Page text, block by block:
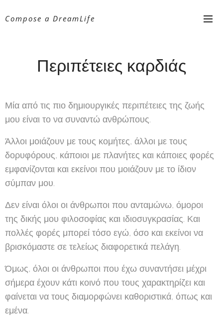
Compose a DreamLife
Περιπέτειες καρδιάς
Μία από τις πιο δημιουργικές περιπέτειες της ζωής
μου είναι το να συναντώ ανθρώπους.
Άλλοι μοιάζουν με τους κομήτες, άλλοι με τους
δορυφόρους, κάποιοι με πλανήτες και κάποιες φορές
εμφανίζονται και εκείνοι που μοιάζουν με το ίδιον
σύμπαν μου.
Δεν είναι όλοι οι άνθρωποι που ανταμώνω, όμοροι
της δικής μου φιλοσοφίας και ιδιοσυγκρασίας. Και
πολλές φορές μπορεί τόσο εγώ, όσο και εκείνοι να
βρισκόμαστε σε τελείως διαφορετικά πελάγη.
Όμως, όλοι οι άνθρωποι που έχω συναντήσει μέχρι
σήμερα έχουν κάτι κοινό που τους χαρακτηρίζει και
φαίνεται να τους διαμορφώνει καθοριστικά, όπως και
εμένα.